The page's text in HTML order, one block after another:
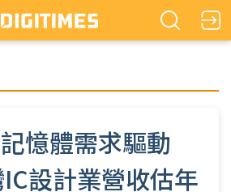
憶體需求驅動
設計業營收估年